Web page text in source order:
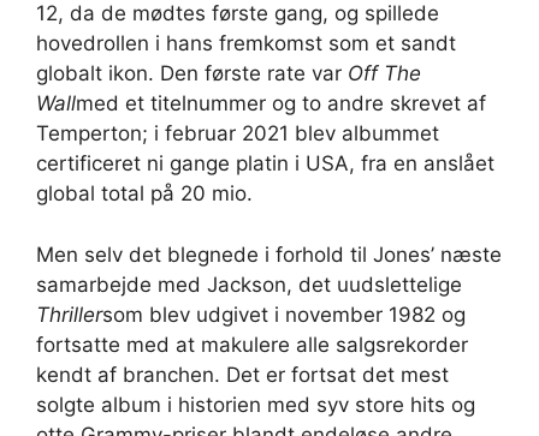
12, da de mødtes første gang, og spillede
hovedrollen i hans fremkomst som et sandt
globalt ikon. Den første rate var Off The
Wallmed et titelnummer og to andre skrevet af
Temperton; i februar 2021 blev albummet
certificeret ni gange platin i USA, fra en anslået
global total på 20 mio.
Men selv det blegnede i forhold til Jones’ næste
samarbejde med Jackson, det uudslettelige
Thrillersom blev udgivet i november 1982 og
fortsatte med at makulere alle salgsrekorder
kendt af branchen. Det er fortsat det mest
solgte album i historien med syv store hits og